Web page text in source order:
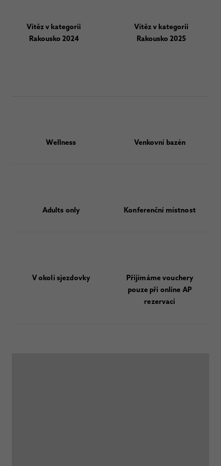
Vítěz v kategorii
Rakousko 2024
Vítěz v kategorii
Rakousko 2025
Wellness Venkovní bazén
Adults only Konferenční místnost
V okolí sjezdovky
Přijímáme vouchery
pouze při online AP
rezervaci